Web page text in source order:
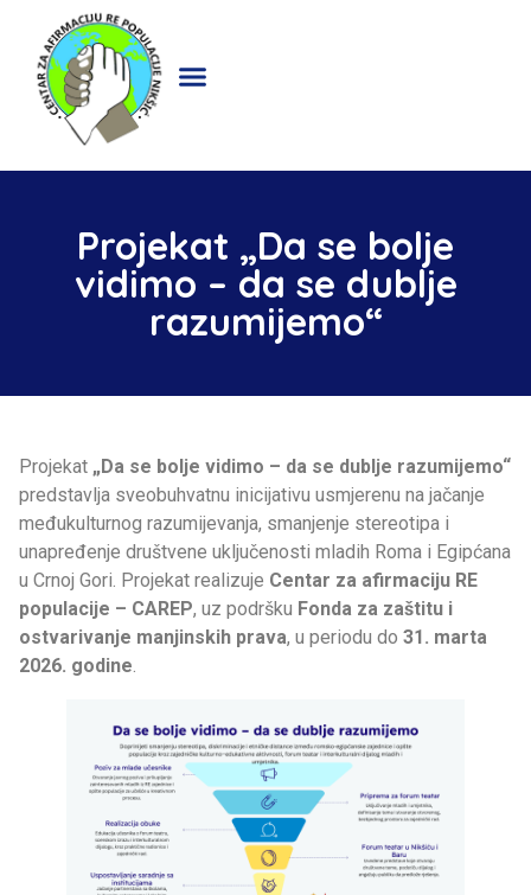
Projekat „Da se bolje
vidimo – da se dublje
razumijemo“
Projekat „Da se bolje vidimo – da se dublje razumijemo“
predstavlja sveobuhvatnu inicijativu usmjerenu na jačanje
međukulturnog razumijevanja, smanjenje stereotipa i
unapređenje društvene uključenosti mladih Roma i Egipćana
u Crnoj Gori. Projekat realizuje Centar za afirmaciju RE
populacije – CAREP, uz podršku Fonda za zaštitu i
ostvarivanje manjinskih prava, u periodu do 31. marta
2026. godine.